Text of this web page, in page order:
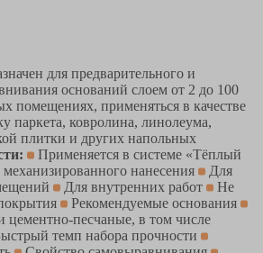
для предварительного и
оснований слоем от 2 до 100
применяться в качестве
паркета, ковролина, линолеума,
плитки и других напольных
Применяется в системе «Тёплый
нанесения
Для
Для внутренних работ
Не
Рекомендуемые основания
цементно-песчаные, в том числе
темп набора прочности